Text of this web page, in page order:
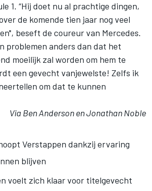
1. “Hij doet nu al prachtige dingen,
de komende tien jaar nog veel
beseft de coureur van Mercedes.
problemen anders dan dat het
moeilijk zal worden om hem te
een gevecht vanjewelste! Zelfs ik
om dat te kunnen
Via Ben Anderson en Jonathan Noble
Verstappen dankzij ervaring
blijven
voelt zich klaar voor titelgevecht